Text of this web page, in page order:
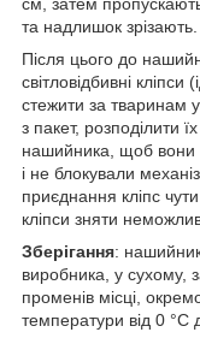
та надлишок зрізають.
Після цього до
світловідбивні
стежити за тваринам
з пакет, розподілити
нашийника, щоб вони
і не блокували
приєднання кліпс
кліпси зняти
Зберігання: нашийник
виробника, у сухому,
променів місці,
температури від 0 °C